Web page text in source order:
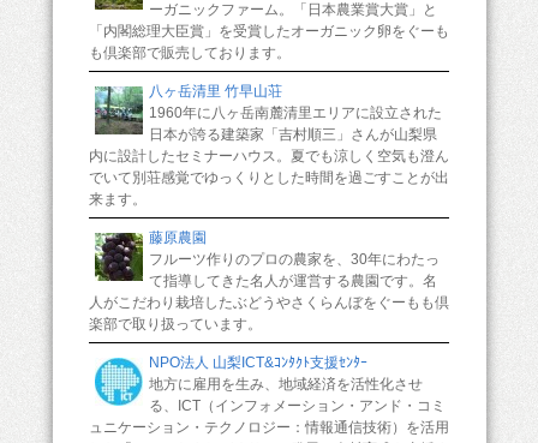
ーガニックファーム。「日本農業賞大賞」と
「内閣総理大臣賞」を受賞したオーガニック卵をぐーも
も倶楽部で販売しております。
八ヶ岳清里 竹早山荘
1960年に八ヶ岳南麓清里エリアに設立された
日本が誇る建築家「吉村順三」さんが山梨県
内に設計したセミナーハウス。夏でも涼しく空気も澄ん
でいて別荘感覚でゆっくりとした時間を過ごすことが出
来ます。
藤原農園
フルーツ作りのプロの農家を、30年にわたっ
て指導してきた名人が運営する農園です。名
人がこだわり栽培したぶどうやさくらんぼをぐーもも倶
楽部で取り扱っています。
NPO法人 山梨ICT&ｺﾝﾀｸﾄ支援ｾﾝﾀｰ
地方に雇用を生み、地域経済を活性化させ
る、ICT（インフォメーション・アンド・コミ
ュニケーション・テクノロジー：情報通信技術）を活用